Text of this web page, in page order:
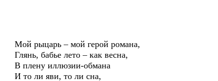
Мой рыцарь – мой герой романа,
Глянь, бабье лето – как весна,
В плену иллюзии-обмана
И то ли яви, то ли сна,